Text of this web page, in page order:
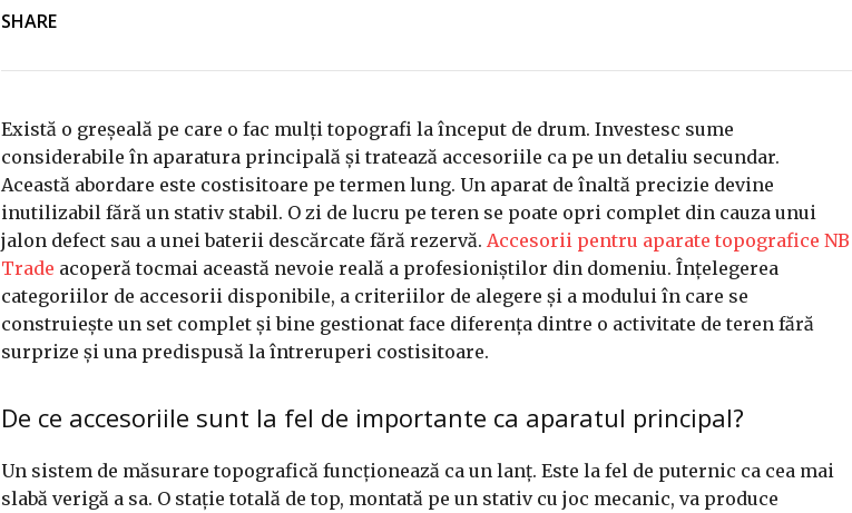
SHARE
Există o greșeală pe care o fac mulți topografi la început de drum. Investesc sume
considerabile în aparatura principală și tratează accesoriile ca pe un detaliu secundar.
Această abordare este costisitoare pe termen lung. Un aparat de înaltă precizie devine
inutilizabil fără un stativ stabil. O zi de lucru pe teren se poate opri complet din cauza unui
jalon defect sau a unei baterii descărcate fără rezervă. Accesorii pentru aparate topografice NB
Trade acoperă tocmai această nevoie reală a profesioniștilor din domeniu. Înțelegerea
categoriilor de accesorii disponibile, a criteriilor de alegere și a modului în care se
construiește un set complet și bine gestionat face diferența dintre o activitate de teren fără
surprize și una predispusă la întreruperi costisitoare.
De ce accesoriile sunt la fel de importante ca aparatul principal?
Un sistem de măsurare topografică funcționează ca un lanț. Este la fel de puternic ca cea mai
slabă verigă a sa. O stație totală de top, montată pe un stativ cu joc mecanic, va produce